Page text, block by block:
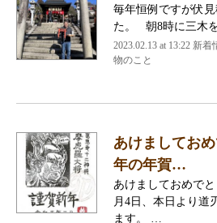
毎年恒例ですが伏
た。 朝8時に三木
2023.02.13 at 13:22 新着
物のこと
あけましてお
年の年賀…
あけましておめで
月4日、本日より道
ます。 …